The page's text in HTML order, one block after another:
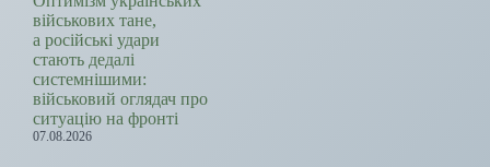
військових тане,
а російські удари
стають дедалі
системнішими:
військовий оглядач про
ситуацію на фронті
07.08.2026